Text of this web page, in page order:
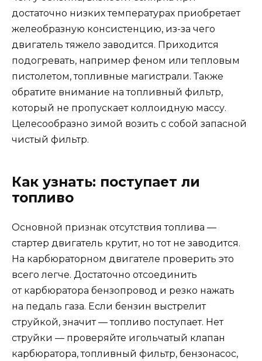
достаточно низких температурах приобретает
желеобразную консистенцию, из-за чего
двигатель тяжело заводится. Приходится
подогревать, например феном или тепловым
пистолетом, топливные магистрали. Также
обратите внимание на топливный фильтр,
который не пропускает коллоидную массу.
Целесообразно зимой возить с собой запасной
чистый фильтр.
Как узнать: поступает ли
топливо
Основной признак отсутствия топлива —
стартер двигатель крутит, но тот не заводится.
На карбюраторном двигателе проверить это
всего легче. Достаточно отсоединить
от карбюратора бензопровод и резко нажать
на педаль газа. Если бензин выстрелит
струйкой, значит — топливо поступает. Нет
струйки — проверяйте игольчатый клапан
карбюратора, топливный фильтр, бензонасос,